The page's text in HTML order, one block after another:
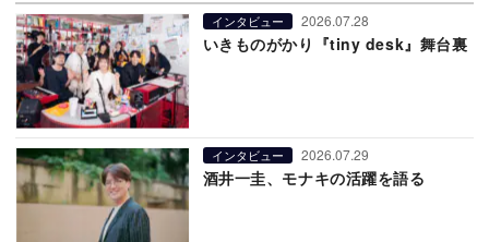
インタビュー 2026.07.28
いきものがかり『tiny desk』舞台裏
インタビュー 2026.07.29
酒井一圭、モナキの活躍を語る